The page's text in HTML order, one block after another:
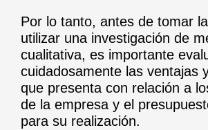
Por lo tanto, antes de tomar
utilizar una investigación de
cualitativa, es importante
cuidadosamente las ventajas
que presenta con relación a
de la empresa y el
para su realización.